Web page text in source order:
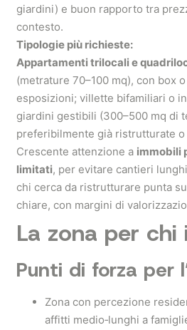
giardini) e buon rapporto tra
contesto.
Tipologie più richieste:
Appartamenti trilocali e
(metrature 70–100 mq), con box
esposizioni; villette bifamiliari o
giardini gestibili (300–500 mq di
preferibilmente già ristrutturate o
Crescente attenzione a immobili
limitati, per evitare cantieri
chi cerca da ristrutturare punta
chiare, con margini di
La zona per chi
Punti di forza per
Zona con percezione
affitti medio‑lunghi a